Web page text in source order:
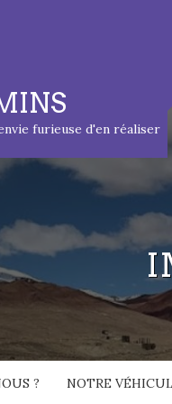
furieuse d'en réaliser
? NOTRE